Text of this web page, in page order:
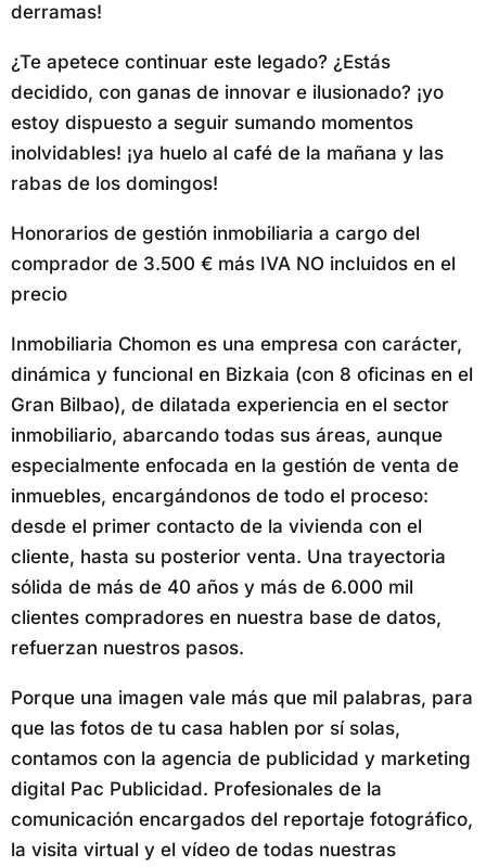
derramas!
¿Te apetece continuar este legado? ¿Estás
decidido, con ganas de innovar e ilusionado? ¡yo
estoy dispuesto a seguir sumando momentos
inolvidables! ¡ya huelo al café de la mañana y las
rabas de los domingos!
Honorarios de gestión inmobiliaria a cargo del
comprador de 3.500 € más IVA NO incluidos en el
precio
Inmobiliaria Chomon es una empresa con carácter,
dinámica y funcional en Bizkaia (con 8 oficinas en el
Gran Bilbao), de dilatada experiencia en el sector
inmobiliario, abarcando todas sus áreas, aunque
especialmente enfocada en la gestión de venta de
inmuebles, encargándonos de todo el proceso:
desde el primer contacto de la vivienda con el
cliente, hasta su posterior venta. Una trayectoria
sólida de más de 40 años y más de 6.000 mil
clientes compradores en nuestra base de datos,
refuerzan nuestros pasos.
Porque una imagen vale más que mil palabras, para
que las fotos de tu casa hablen por sí solas,
contamos con la agencia de publicidad y marketing
digital Pac Publicidad. Profesionales de la
comunicación encargados del reportaje fotográfico,
la visita virtual y el vídeo de todas nuestras